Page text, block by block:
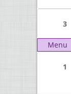
3
Menu
1